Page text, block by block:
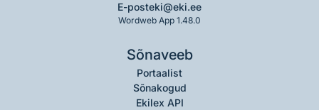
E-posteki@eki.ee
Wordweb App 1.48.0
Sõnaveeb
Portaalist
Sõnakogud
Ekilex API